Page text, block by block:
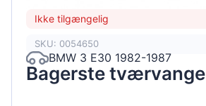
Ikke tilgængelig
SKU: 0054650
BMW 3 E30 1982-1987
Bagerste tværvange